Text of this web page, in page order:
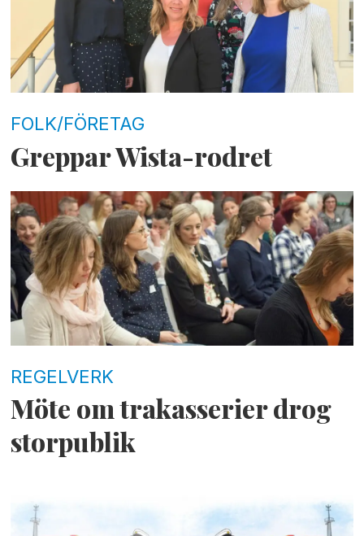
FOLK/FÖRETAG
Greppar Wista-rodret
REGELVERK
Möte om trakasserier drog
storpublik